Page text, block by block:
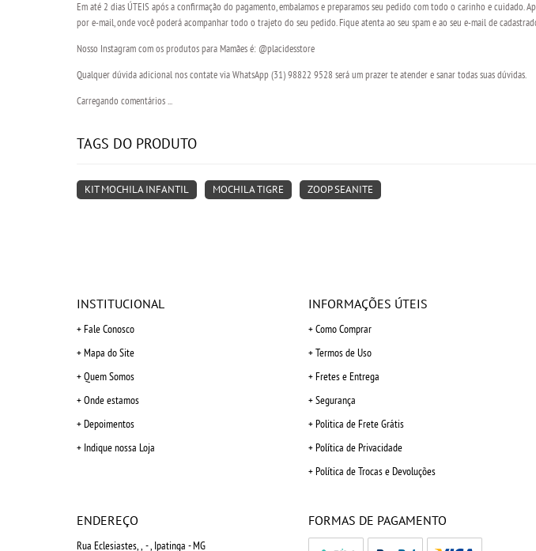
Em até 2 dias ÚTEIS após a confirmação do pagamento, embalamos e preparamos seu pedido com todo o carinho e cuidado.
por e-mail, onde você poderá acompanhar todo o trajeto do seu pedido. Fique atenta ao seu spam e ao seu e-mail de
Nosso Instagram com os produtos para Mamães é: @placidesstore
Qualquer dúvida adicional nos contate via WhatsApp (31) 98822 9528 será um prazer te atender e sanar todas suas dúvidas.
Carregando comentários ...
TAGS DO PRODUTO
KIT MOCHILA INFANTIL MOCHILA TIGRE ZOOP SEANITE
INSTITUCIONAL
Fale Conosco
Mapa do Site
Quem Somos
Onde estamos
Depoimentos
Indique nossa Loja
INFORMAÇÕES ÚTEIS
Como Comprar
Termos de Uso
Fretes e Entrega
Segurança
Politica de Frete Grátis
Política de Privacidade
Política de Trocas e Devoluções
ENDEREÇO
Rua Eclesiastes, , -, Ipatinga -MG
FORMAS DE PAGAMENTO